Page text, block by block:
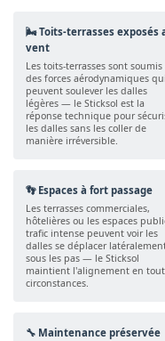
🌬️ Toits-terrasses exposés
vent
Les toits-terrasses sont soumis
des forces aérodynamiques qui
peuvent soulever les dalles
légères — le Sticksol est la
réponse technique pour
les dalles sans les coller de
manière irréversible.
👣 Espaces à fort passage
Les terrasses commerciales,
hôtelières ou les espaces
trafic intense peuvent voir les
dalles se déplacer
sous les pas — le Sticksol
maintient l'alignement en
circonstances.
🔧 Maintenance préservée